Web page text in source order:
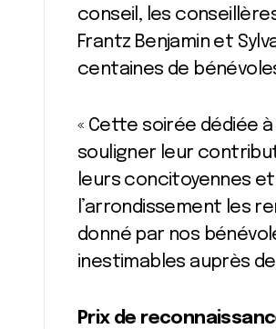
conseil, les
Frantz Benjamin et
centaines de
« Cette soirée dédiée
souligner leur
leurs concitoyennes
l’arrondissement les
donné par nos
inestimables auprès
Prix de